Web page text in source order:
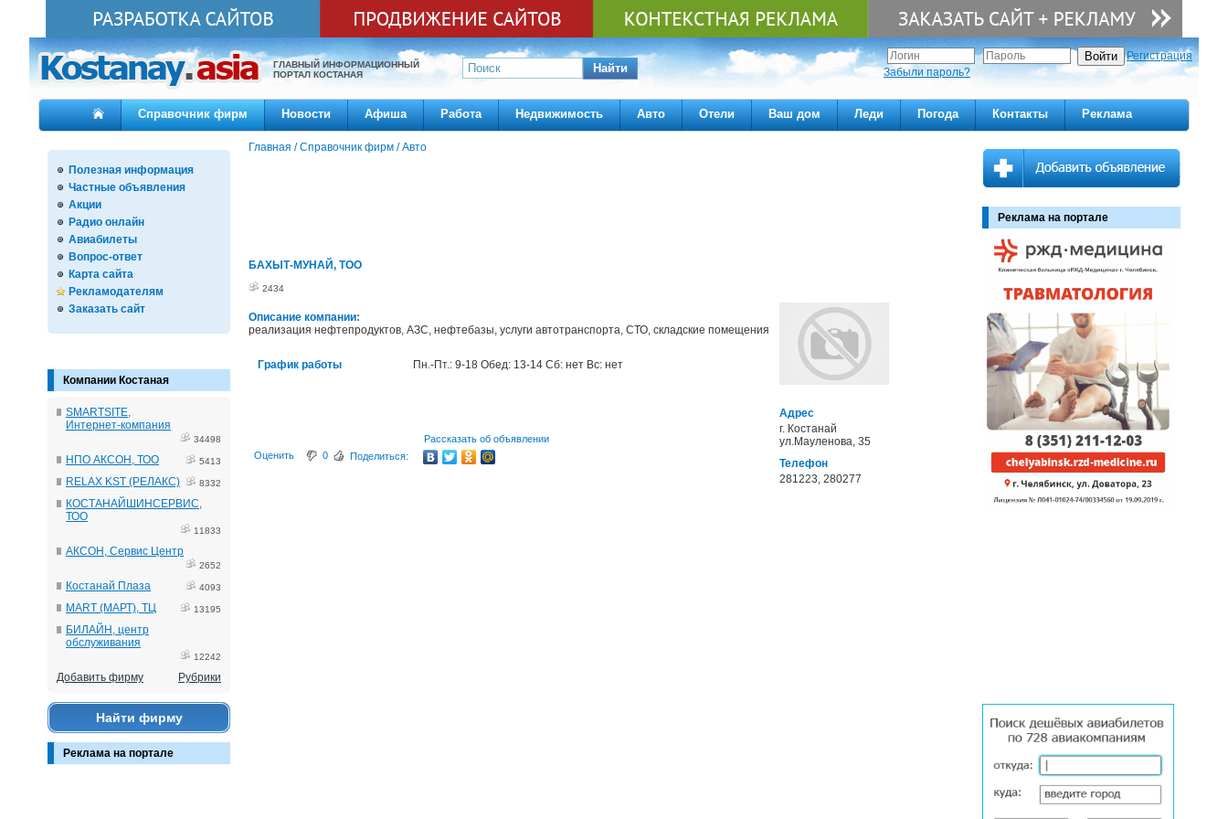
ГЛАВНЫЙ ИНФОРМАЦИОННЫЙ
ПОРТАЛ КОСТАНАЯ
Найти
Регистрация
Забыли пароль?
Справочник фирм Новости Афиша Работа Недвижимость Авто Отели Ваш дом Леди Погода Контакты Реклама
Полезная информация
Частные объявления
Акции
Радио онлайн
Авиабилеты
Вопрос-ответ
Карта сайта
Рекламодателям
Заказать сайт
Компании Костаная
SMARTSITE,
Интернет-компания
34498
НПО АКСОН, ТОО 5413
RELAX KST (РЕЛАКС) 8332
КОСТАНАЙШИНСЕРВИС,
ТОО
11833
АКСОН, Сервис Центр
2652
Костанай Плаза 4093
MART (МАРТ), ТЦ 13195
БИЛАЙН, центр
обслуживания
12242
Добавить фирму Рубрики
Найти фирму
Реклама на портале
Главная /Справочник фирм /Авто
БАХЫТ-МУНАЙ, ТОО
2434
Описание компании:
реализация нефтепродуктов, АЗС, нефтебазы, услуги автотранспорта, СТО, складские помещения
Адрес
г. Костанай
ул.Мауленова, 35
Телефон
281223, 280277
График работы Пн.-Пт.: 9-18 Обед: 13-14 Сб: нет Вс: нет
Рассказать об объявлении
Оценить
0 Поделиться:
Реклама на портале